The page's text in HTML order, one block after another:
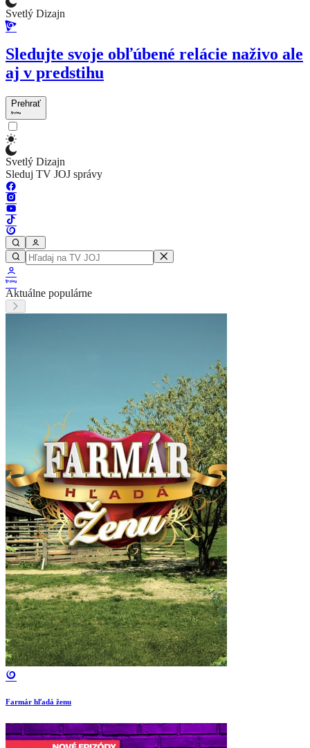
Svetlý Dizajn
Sledujte svoje obľúbené relácie naživo ale
aj v predstihu
Prehrať
Svetlý Dizajn
Sleduj TV JOJ správy
Aktuálne populárne
Farmár hľadá ženu